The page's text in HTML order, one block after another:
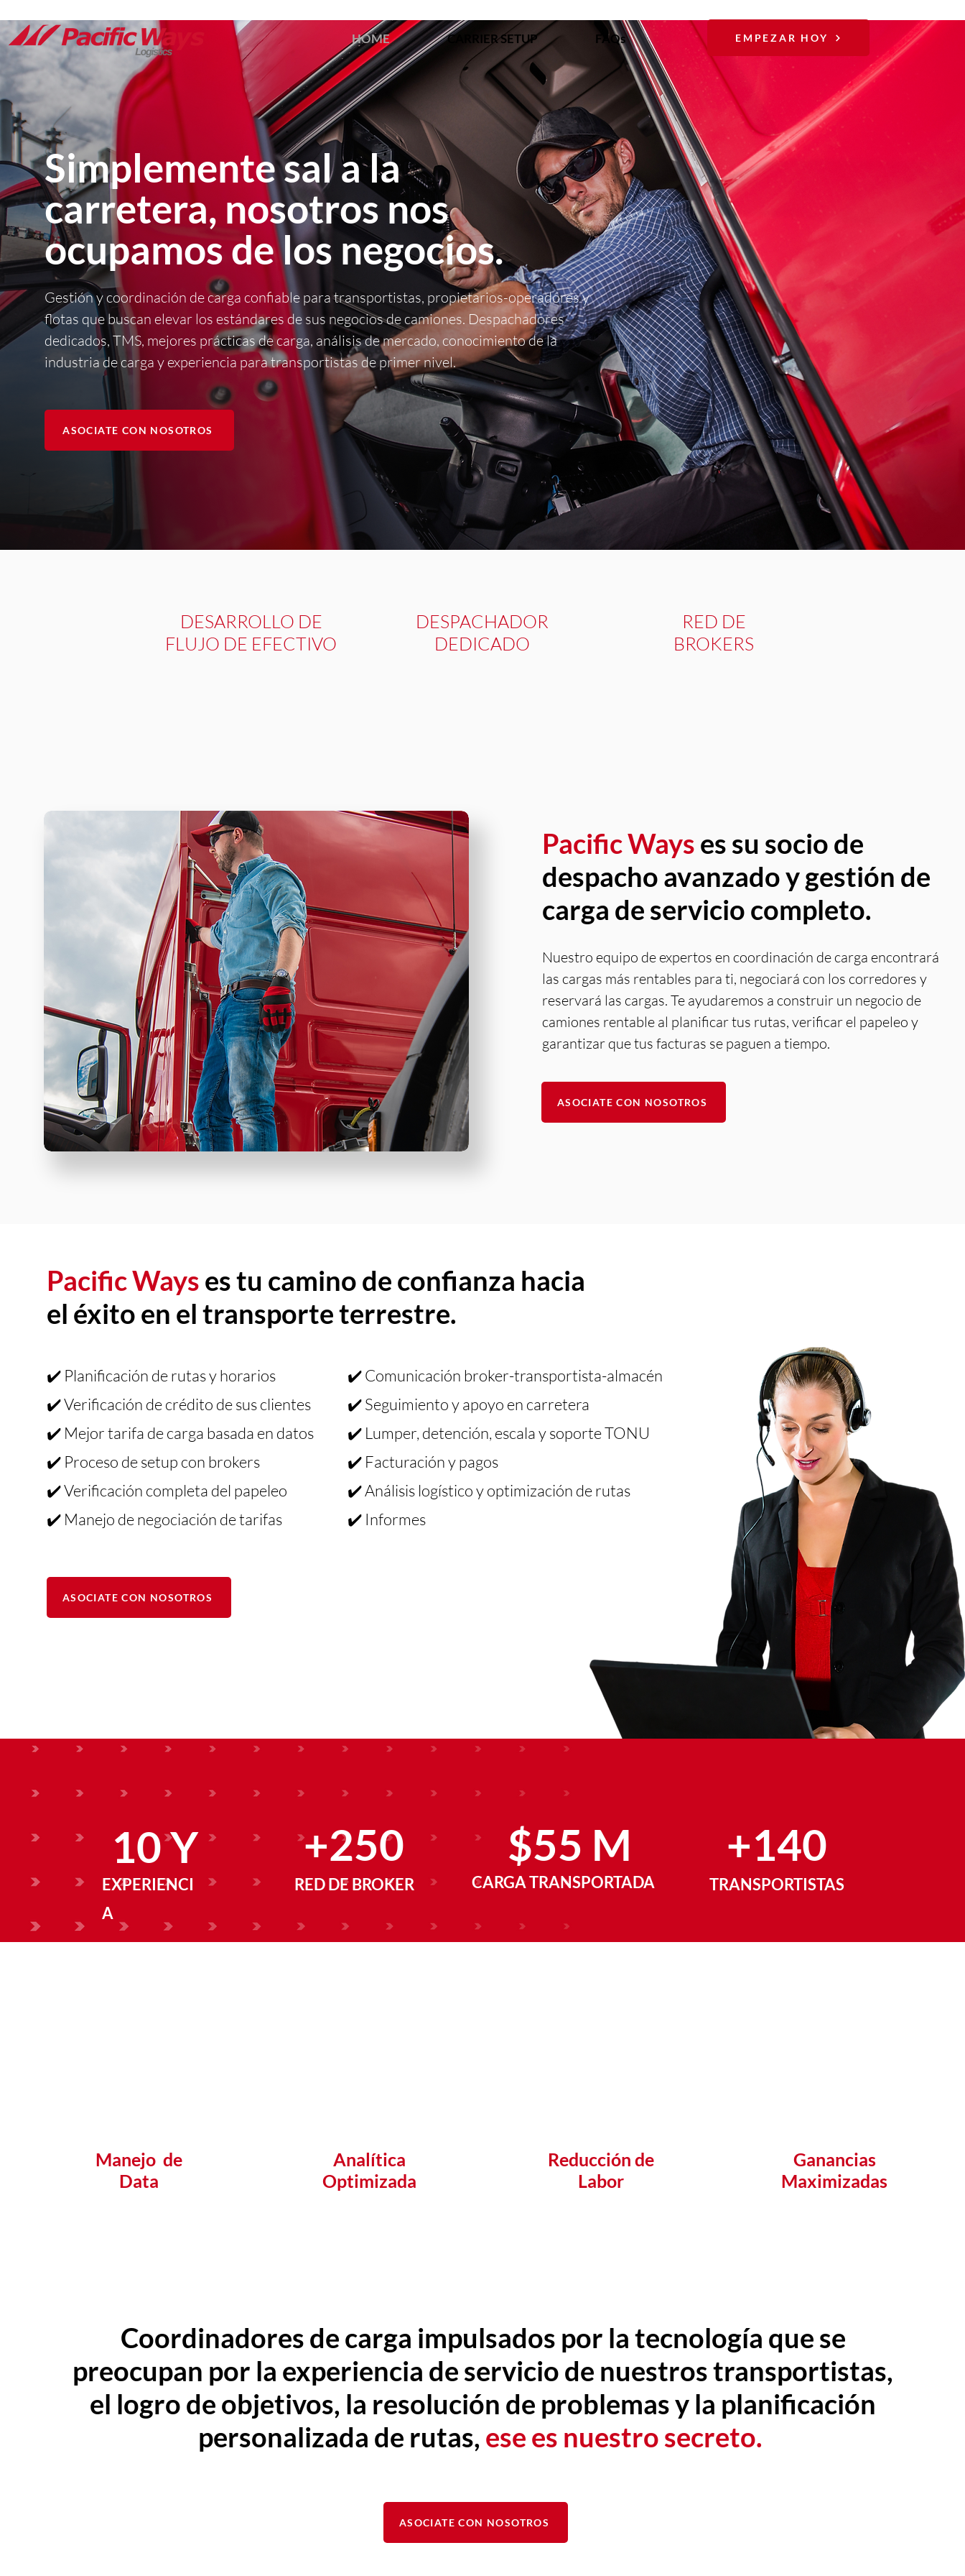
HOME CARRIER SETUP FAQs EMPEZAR HOY
Simplemente sal a la
carretera, nosotros nos
ocupamos de los negocios.
Gestión y coordinación de carga confiable para transportistas, propietarios-operadores y
flotas que buscan elevar los estándares de sus negocios de camiones. Despachadores
dedicados, TMS, mejores prácticas de carga, análisis de mercado, conocimiento de la
industria de carga y experiencia para transportistas de primer nivel.
ASOCIATE CON NOSOTROS
DESARROLLO DE
FLUJO DE EFECTIVO
DESPACHADOR
DEDICADO
RED DE
BROKERS
Pacific Wayses su socio de
despacho avanzado y gestión de
carga de servicio completo.
Nuestro equipo de expertos en coordinación de carga encontrará
las cargas más rentables para ti, negociará con los corredores y
reservará las cargas. Te ayudaremos a construir un negocio de
camiones rentable al planificar tus rutas, verificar el papeleo y
garantizar que tus facturas se paguen a tiempo.
ASOCIATE CON NOSOTROS
Pacific Wayses tu camino de confianza hacia
el éxito en el transporte terrestre.
✔️ Planificación de rutas y horarios
✔️ Verificación de crédito de sus clientes
✔️ Mejor tarifa de carga basada en datos
✔️ Proceso de setup con brokers
✔️ Verificación completa del papeleo
✔️ Manejo de negociación de tarifas
✔️ Comunicación broker-transportista-almacén
✔️ Seguimiento y apoyo en carretera
✔️ Lumper, detención, escala y soporte TONU
✔️ Facturación y pagos
✔️ Análisis logístico y optimización de rutas
✔️ Informes
ASOCIATE CON NOSOTROS
10 Y
EXPERIENCI
A
+250
RED DE BROKER
$55 M
CARGA TRANSPORTADA
+140
TRANSPORTISTAS
Manejo de
Data
Analítica
Optimizada
Reducción de
Labor
Ganancias
Maximizadas
Coordinadores de carga impulsados por la tecnología que se
preocupan por la experiencia de servicio de nuestros transportistas,
el logro de objetivos, la resolución de problemas y la planificación
personalizada de rutas, ese es nuestro secreto.
ASOCIATE CON NOSOTROS